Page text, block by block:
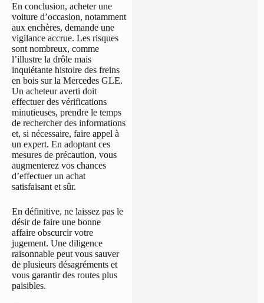
En conclusion, acheter une
voiture d’occasion, notamment
aux enchères, demande une
vigilance accrue. Les risques
sont nombreux, comme
l’illustre la drôle mais
inquiétante histoire des freins
en bois sur la Mercedes GLE.
Un acheteur averti doit
effectuer des vérifications
minutieuses, prendre le temps
de rechercher des informations
et, si nécessaire, faire appel à
un expert. En adoptant ces
mesures de précaution, vous
augmenterez vos chances
d’effectuer un achat
satisfaisant et sûr.
En définitive, ne laissez pas le
désir de faire une bonne
affaire obscurcir votre
jugement. Une diligence
raisonnable peut vous sauver
de plusieurs désagréments et
vous garantir des routes plus
paisibles.